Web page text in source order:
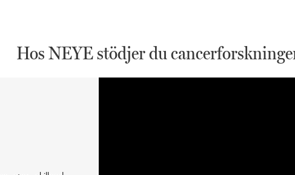
Hos NEYE stödjer du